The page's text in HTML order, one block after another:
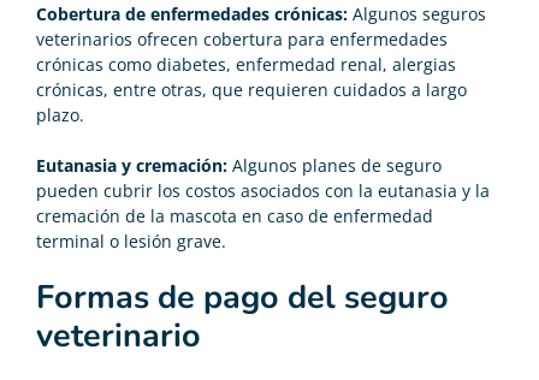
Cobertura de enfermedades crónicas: Algunos seguros
veterinarios ofrecen cobertura para enfermedades
crónicas como diabetes, enfermedad renal, alergias
crónicas, entre otras, que requieren cuidados a largo
plazo.
Eutanasia y cremación: Algunos planes de seguro
pueden cubrir los costos asociados con la eutanasia y la
cremación de la mascota en caso de enfermedad
terminal o lesión grave.
Formas de pago del seguro
veterinario